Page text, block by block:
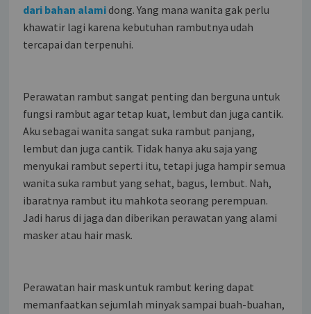
dari bahan alami dong. Yang mana wanita gak perlu
khawatir lagi karena kebutuhan rambutnya udah
tercapai dan terpenuhi.
Perawatan rambut sangat penting dan berguna untuk
fungsi rambut agar tetap kuat, lembut dan juga cantik.
Aku sebagai wanita sangat suka rambut panjang,
lembut dan juga cantik. Tidak hanya aku saja yang
menyukai rambut seperti itu, tetapi juga hampir semua
wanita suka rambut yang sehat, bagus, lembut. Nah,
ibaratnya rambut itu mahkota seorang perempuan.
Jadi harus di jaga dan diberikan perawatan yang alami
masker atau hair mask.
Perawatan hair mask untuk rambut kering dapat
memanfaatkan sejumlah minyak sampai buah-buahan,